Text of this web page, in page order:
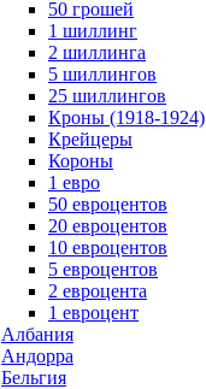
50 грошей
1 шиллинг
2 шиллинга
5 шиллингов
25 шиллингов
Кроны (1918-1924)
Крейцеры
Короны
1 евро
50 евроцентов
20 евроцентов
10 евроцентов
5 евроцентов
2 евроцента
1 евроцент
Албания
Андорра
Бельгия